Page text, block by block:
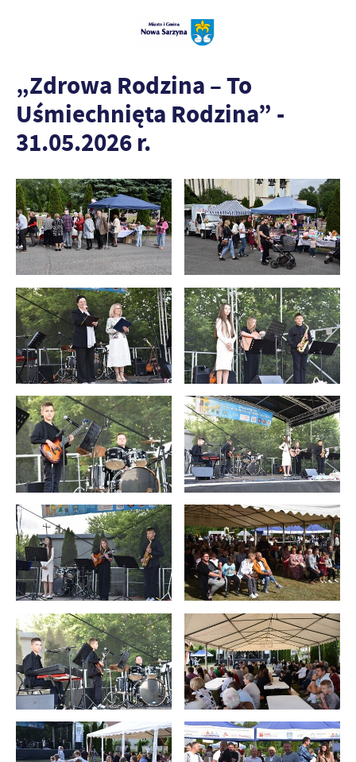
„Zdrowa Rodzina – To
Uśmiechnięta Rodzina” -
31.05.2026 r.